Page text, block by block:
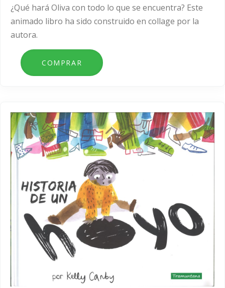
¿Qué hará Oliva con todo lo que se encuentra? Este
animado libro ha sido construido en collage por la
autora.